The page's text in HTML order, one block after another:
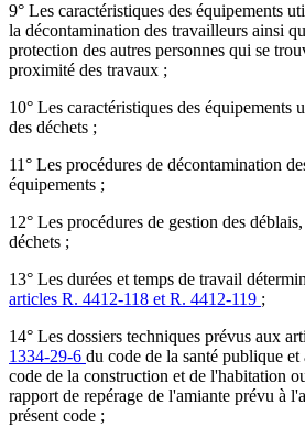
9° Les caractéristiques des équipements
la décontamination des travailleurs ainsi
protection des autres personnes qui se
proximité des travaux ;
10° Les caractéristiques des équipements
des déchets ;
11° Les procédures de décontamination
équipements ;
12° Les procédures de gestion des
déchets ;
13° Les durées et temps de travail
articles R. 4412-118 et R. 4412-119 ;
14° Les dossiers techniques prévus aux
1334-29-6 du code de la santé publique
code de la construction et de l'habitation
rapport de repérage de l'amiante prévu à
présent code ;